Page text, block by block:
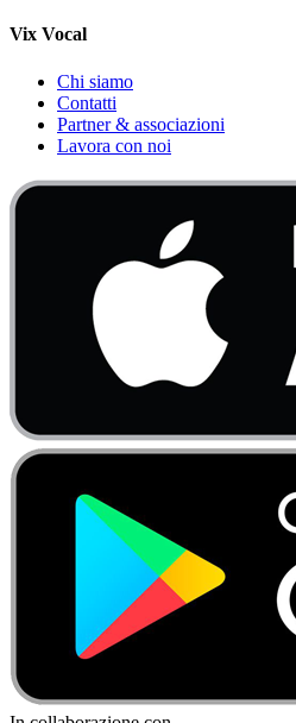
Vix Vocal
Chi siamo
Contatti
Partner & associazioni
Lavora con noi